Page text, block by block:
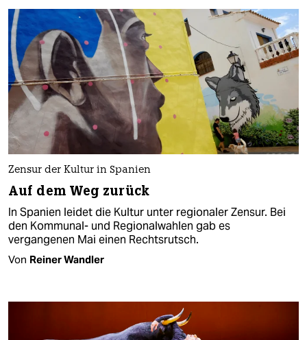
Zensur der Kultur in Spanien
Auf dem Weg zurück
In Spanien leidet die Kultur unter regionaler Zensur. Bei
den Kommunal- und Regionalwahlen gab es
vergangenen Mai einen Rechtsrutsch.
Von Reiner Wandler